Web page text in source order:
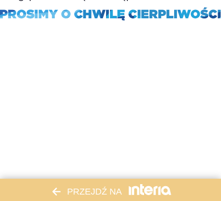
PRZEJDŹ NA